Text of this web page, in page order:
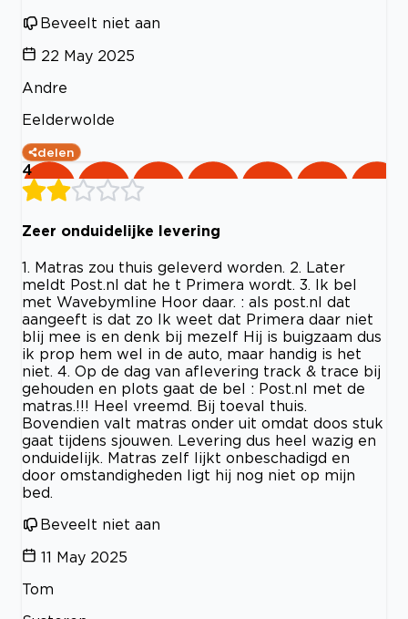
Beveelt niet aan
22 May 2025
Andre
Eelderwolde
delen
4
Zeer onduidelijke levering
1. Matras zou thuis geleverd worden. 2. Later
meldt Post.nl dat he t Primera wordt. 3. Ik bel
met Wavebymline Hoor daar. : als post.nl dat
aangeeft is dat zo Ik weet dat Primera daar niet
blij mee is en denk bij mezelf Hij is buigzaam dus
ik prop hem wel in de auto, maar handig is het
niet. 4. Op de dag van aflevering track & trace bij
gehouden en plots gaat de bel : Post.nl met de
matras.!!! Heel vreemd. Bij toeval thuis.
Bovendien valt matras onder uit omdat doos stuk
gaat tijdens sjouwen. Levering dus heel wazig en
onduidelijk. Matras zelf lijkt onbeschadigd en
door omstandigheden ligt hij nog niet op mijn
bed.
Beveelt niet aan
11 May 2025
Tom